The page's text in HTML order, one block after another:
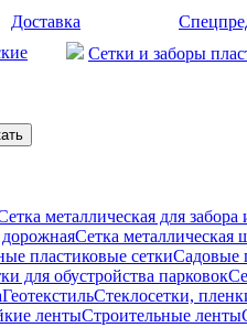
Доставка
Сетки и заборы
металлическая для
дорожнаяСетка металлическая
пластиковые сеткиСадовые
для обустройства парковок
ГеотекстильСтеклосетки,
лентыСтроительные ленты